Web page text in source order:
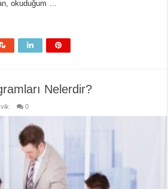
okuduğum …
Nelerdir?
0